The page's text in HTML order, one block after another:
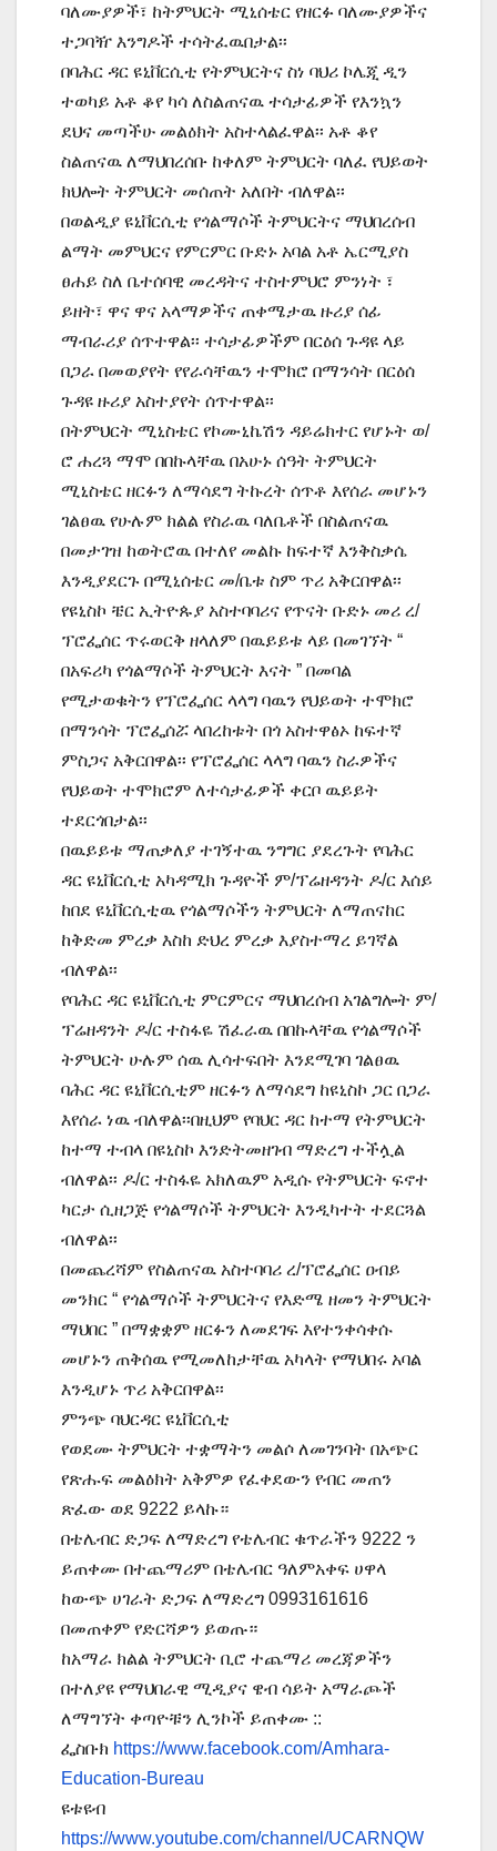
ባለሙያዎች፣ ከትምህርት ሚኒሰቴር የዘርፉ ባለሙያዎችና
ተጋባዥ እንግዶች ተሳትፈዉበታል፡፡
በባሕር ዳር ዩኒቨርሲቲ የትምህርትና ስነ ባህሪ ኮሌጂ ዲን
ተወካይ አቶ ቆየ ካሳ ለስልጠናዉ ተሳታፊዎች የእንኳን
ደህና መጣችሁ መልዕክት አስተላልፈዋል፡፡ አቶ ቆየ
ስልጠናዉ ለማህበረሰቡ ከቀለም ትምህርት ባለፈ የህይወት
ክህሎት ትምህርት መሰጠት አለበት ብለዋል፡፡
በወልዲያ ዩኒቨርሲቲ የጎልማሶች ትምህርትና ማህበረሰብ
ልማት መምህርና የምርምር ቡድኑ አባል አቶ ኤርሚያስ
ፀሐይ ስለ ቤተሰባዊ መረዳትና ተስተምህሮ ምንነት ፣
ይዘት፣ ዋና ዋና አላማዎችና ጠቀሜታዉ ዙሪያ ሰፊ
ማብራሪያ ሰጥተዋል፡፡ ተሳታፊዎችም በርዕሰ ጉዳዩ ላይ
በጋራ በመወያየት የየራሳቸዉን ተሞክሮ በማንሳት በርዕሰ
ጉዳዩ ዙሪያ አስተያየት ሰጥተዋል፡፡
በትምህርት ሚኒስቴር የኮሙኒኬሽን ዳይሬክተር የሆኑት ወ/
ሮ ሐረጓ ማሞ በበኩላቸዉ በአሁኑ ሰዓት ትምህርት
ሚኒስቴር ዘርፉን ለማሳደግ ትኩረት ሰጥቶ እየሰራ መሆኑን
ገልፀዉ የሁሉም ክልል የስራዉ ባለቤቶች በስልጠናዉ
በመታገዝ ከወትሮዉ በተለየ መልኩ ከፍተኛ እንቅስቃሴ
እንዲያደርጉ በሚኒሰቴር መ/ቤቱ ስም ጥሪ አቅርበዋል፡፡
የዩኒስኮ ቼር ኢትዮጱያ አስተባባሪና የጥናት ቡድኑ መሪ ረ/
ፕሮፌሰር ጥሩወርቅ ዘላለም በዉይይቱ ላይ በመገኘት “
በአፍሪካ የጎልማሶች ትምህርት እናት ” በመባል
የሚታወቁትን የፕሮፌሰር ላላግ ባዉን የህይወት ተሞክሮ
በማንሳት ፕሮፌሰሯ ላበረከቱት በጎ አስተዋፅኦ ከፍተኛ
ምስጋና አቅርበዋል፡፡ የፕሮፌሰር ላላግ ባዉን ስራዎችና
የህይወት ተሞክሮም ለተሳታፊዎች ቀርቦ ዉይይት
ተደርጎበታል፡፡
በዉይይቱ ማጠቃለያ ተገኝተዉ ንግግር ያደረጉት የባሕር
ዳር ዩኒቨርሲቲ አካዳሚክ ጉዳዮች ም/ፕሬዘዳንት ዶ/ር እሰይ
ከበደ ዩኒቨርሲቲዉ የጎልማሶችን ትምህርት ለማጠናከር
ከቅድመ ምረቃ እስከ ድህረ ምረቃ እያስተማረ ይገኛል
ብለዋል፡፡
የባሕር ዳር ዩኒቨርሲቲ ምርምርና ማህበረሰብ አገልግሎት ም/
ፕሬዘዳንት ዶ/ር ተስፋዬ ሽፈራዉ በበኩላቸዉ የጎልማሶች
ትምህርት ሁሉም ሰዉ ሊሳተፍበት እንደሚገባ ገልፀዉ
ባሕር ዳር ዩኒቨርሲቲም ዘርፉን ለማሳደግ ከዩኒስኮ ጋር በጋራ
እየሰራ ነዉ ብለዋል፡፡በዚህም የባህር ዳር ከተማ የትምህርት
ከተማ ተብላ በዩኒስኮ እንድትመዘገብ ማድረግ ተችሏል
ብለዋል፡፡ ዶ/ር ተስፋዬ አክለዉም አዲሱ የትምህርት ፍኖተ
ካርታ ሲዘጋጅ የጎልማሶች ትምህርት እንዲካተት ተደርጓል
ብለዋል፡፡
በመጨረሻም የስልጠናዉ አስተባባሪ ረ/ፕሮፌሰር ዐብይ
መንክር “ የጎልማሶች ትምህርትና የእድሜ ዘመን ትምህርት
ማህበር ” በማቋቋም ዘርፉን ለመደገፍ እየተንቀሳቀሱ
መሆኑን ጠቅሰዉ የሚመለከታቸዉ አካላት የማህበሩ አባል
እንዲሆኑ ጥሪ አቅርበዋል፡፡
ምንጭ ባህርዳር ዩኒቨርሲቲ
የወደሙ ትምህርት ተቋማትን መልሶ ለመገንባት በአጭር
የጽሑፍ መልዕክት አቅምዎ የፈቀደውን የብር መጠን
ጽፈው ወደ 9222 ይላኩ።
በቴሌብር ድጋፍ ለማድረግ የቴሌብር ቁጥራችን 9222 ን
ይጠቀሙ በተጨማሪም በቴሌብር ዓለምአቀፍ ሀዋላ
ከውጭ ሀገራት ድጋፍ ለማድረግ 0993161616
በመጠቀም የድርሻዎን ይወጡ።
ከአማራ ክልል ትምህርት ቢሮ ተጨማሪ መረጃዎችን
በተለያዩ የማህበራዊ ሚዲያና ዌብ ሳይት አማራጮች
ለማግኘት ቀጣዮቹን ሊንኮች ይጠቀሙ ::
ፌስቡክ https://www.facebook.com/Amhara-
Education-Bureau
ዩቱዩብ
https://www.youtube.com/channel/UCARNQW